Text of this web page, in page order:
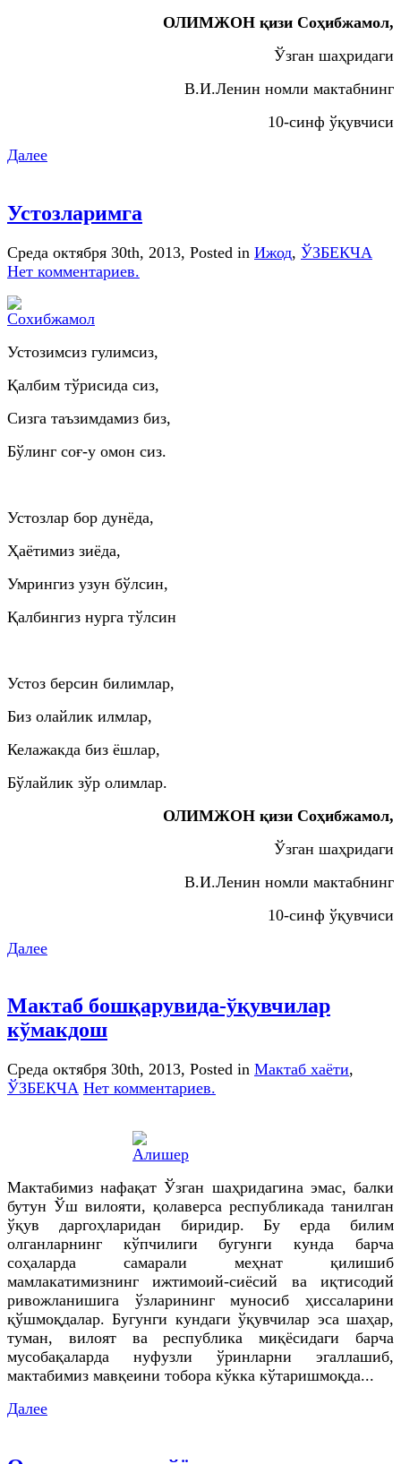
ОЛИМЖОН қизи Соҳибжамол,
Ўзган шаҳридаги
В.И.Ленин номли мактабнинг
10-синф ўқувчиси
Далее
Устозларимга
Среда октября 30th, 2013, Posted in Ижод, ЎЗБЕКЧА
Нет комментариев.
Устозимсиз гулимсиз,
Қалбим тўрисида сиз,
Сизга таъзимдамиз биз,
Бўлинг соғ-у омон сиз.
Устозлар бор дунёда,
Ҳаётимиз зиёда,
Умрингиз узун бўлсин,
Қалбингиз нурга тўлсин
Устоз берсин билимлар,
Биз олайлик илмлар,
Келажакда биз ёшлар,
Бўлайлик зўр олимлар.
ОЛИМЖОН қизи Соҳибжамол,
Ўзган шаҳридаги
В.И.Ленин номли мактабнинг
10-синф ўқувчиси
Далее
Мактаб бошқарувида-ўқувчилар
кўмакдош
Среда октября 30th, 2013, Posted in Мактаб хаёти,
ЎЗБЕКЧА Нет комментариев.
Мактабимиз нафақат Ўзган шаҳридагина эмас, балки
бутун Ўш вилояти, қолаверса республикада танилган
ўқув даргоҳларидан биридир. Бу ерда билим
олганларнинг кўпчилиги бугунги кунда барча
соҳаларда самарали меҳнат қилишиб
мамлакатимизнинг ижтимоий-сиёсий ва иқтисодий
ривожланишига ўзларининг муносиб ҳиссаларини
қўшмоқдалар. Бугунги кундаги ўқувчилар эса шаҳар,
туман, вилоят ва республика миқёсидаги барча
мусобақаларда нуфузли ўринларни эгаллашиб,
мактабимиз мавқеини тобора кўкка кўтаришмоқда...
Далее